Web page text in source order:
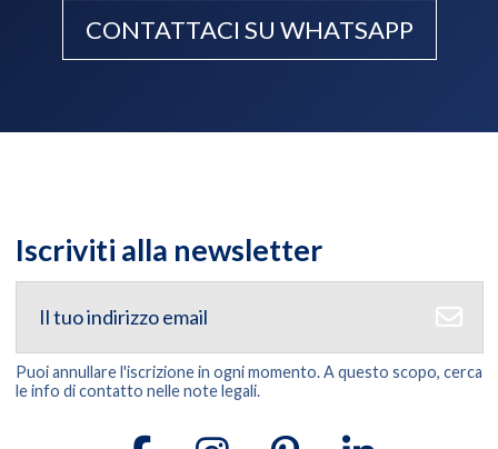
CONTATTACI SU WHATSAPP
Iscriviti alla newsletter
Puoi annullare l'iscrizione in ogni momento. A questo scopo, cerca
le info di contatto nelle note legali.